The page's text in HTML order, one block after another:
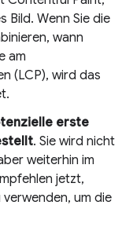
Bild. Wenn Sie die
wann
am
(LCP), wird das
erste
. Sie wird nicht
weiterhin im
jetzt,
verwenden, um die